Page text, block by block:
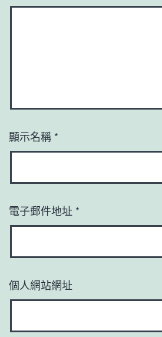
顯示名稱 *
電子郵件地址 *
個人網站網址